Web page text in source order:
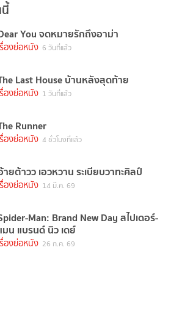
You จดหมายรักถึงอาม่า
รื่องย่อหนัง 6 วันที่แล้ว
Last House บ้านหลังสุดท้าย
รื่องย่อหนัง 1 วันที่แล้ว
Runner
รื่องย่อหนัง 4 ชั่วโมงที่แล้ว
ายต้าวว เอวหวาน ระเบียบวาทะศิลป์
รื่องย่อหนัง 14 มี.ค. 69
Man: Brand New Day สไปเดอร์-
มน แบรนด์ นิว เดย์
รื่องย่อหนัง 26 ก.ค. 69